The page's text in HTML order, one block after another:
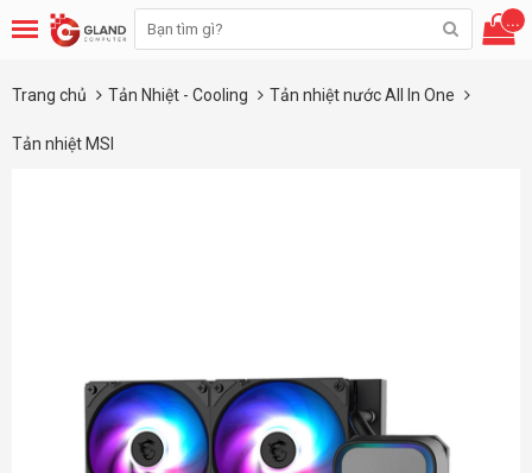
...
Trang chủ Tản Nhiệt - Cooling Tản nhiệt nước All In One
Tản nhiệt MSI